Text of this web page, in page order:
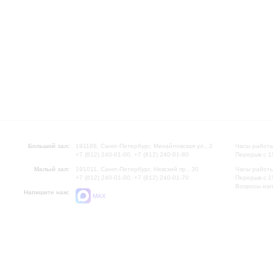
Большой зал:
191186, Санкт-Петербург, Михайловская ул., 2
+7 (812) 240-01-00, +7 (812) 240-01-80
Малый зал:
191011, Санкт-Петербург, Невский пр., 30
+7 (812) 240-01-00, +7 (812) 240-01-70
Напишите нам:
MAX
Часы
Перерыв с
Часы
Перерыв с
Вопросы